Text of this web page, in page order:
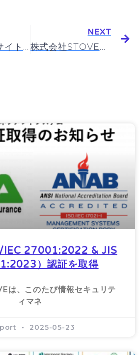
東京ビッグサイト「見える化展」出展中
NEXT
株式会社STOVE代表取締役川端大介がschooにて登壇いたしました。
IEC 27001:2022 & JIS
）認証を取得
は、このたび情報セキュリテ
ィマネ
2025-05-23